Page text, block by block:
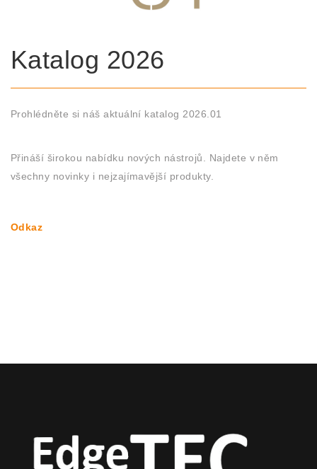
Katalog 2026
Prohlédněte si náš aktuální katalog 2026.01
Přináší širokou nabídku nových nástrojů. Najdete v něm
všechny novinky i nejzajímavější produkty.
Odkaz